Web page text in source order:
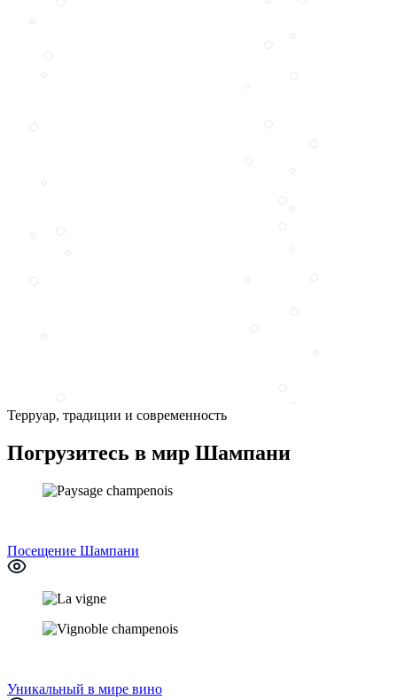
Терруар, традиции и современность
Погрузитесь в мир Шампани
Посещение Шампани
Уникальный в мире вино